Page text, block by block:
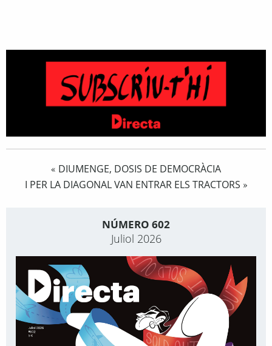
« DIUMENGE, DOSIS DE DEMOCRÀCIA
I PER LA DIAGONAL VAN ENTRAR ELS TRACTORS »
NÚMERO 602
Juliol 2026